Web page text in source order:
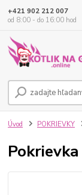
+421 902 212 007
od 8:00 - do 16:00 hod
Úvod POKRIEVKY